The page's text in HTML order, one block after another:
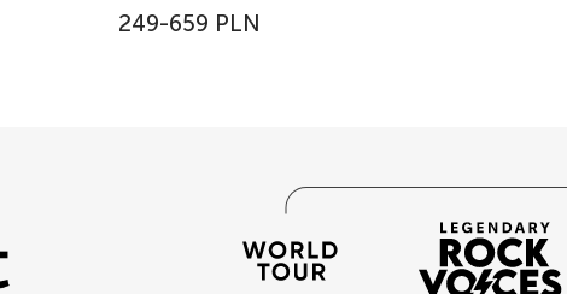
249-659 PLN